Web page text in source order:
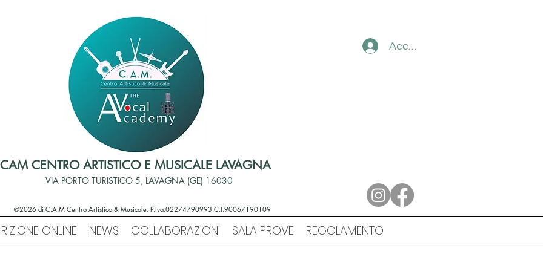
Accedi
CAM CENTRO ARTISTICO E MUSICALE LAVAGNA
VIA PORTO TURISTICO 5, LAVAGNA (GE) 16030
©2026 di C.A.M Centro Artistico & Musicale. P.Iva.02274790993 C.F.90067190109
ONLINE NEWS COLLABORAZIONI SALA PROVE REGOLAMENTO